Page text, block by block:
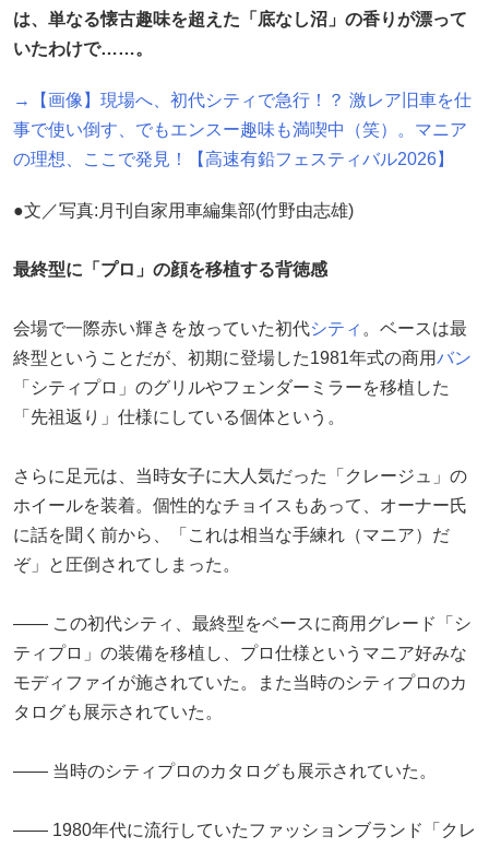
は、単なる懐古趣味を超えた「底なし沼」の香りが漂って
いたわけで……。
→【画像】現場へ、初代シティで急行！？ 激レア旧車を仕
事で使い倒す、でもエンスー趣味も満喫中（笑）。マニア
の理想、ここで発見！【高速有鉛フェスティバル2026】
●文／写真:月刊自家用車編集部(竹野由志雄)
最終型に「プロ」の顔を移植する背徳感
会場で一際赤い輝きを放っていた初代シティ 。ベースは最
終型ということだが、初期に登場した1981年式の商用バン
「シティプロ」のグリルやフェンダーミラーを移植した
「先祖返り」仕様にしている個体という。
さらに足元は、当時女子に大人気だった「クレージュ」の
ホイールを装着。個性的なチョイスもあって、オーナー氏
に話を聞く前から、「これは相当な手練れ（マニア）だ
ぞ」と圧倒されてしまった。
―― この初代シティ、最終型をベースに商用グレード「シ
ティプロ」の装備を移植し、プロ仕様というマニア好みな
モディファイが施されていた。また当時のシティプロのカ
タログも展示されていた。
―― 当時のシティプロのカタログも展示されていた。
―― 1980年代に流行していたファッションブランド「クレ